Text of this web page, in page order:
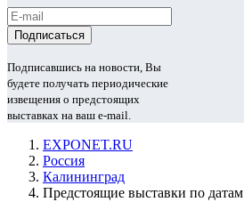
Подписавшись на новости, Вы
будете получать периодические
извещения о предстоящих
выставках на ваш e-mail.
EXPONET.RU
Россия
Калининград
Предстоящие выставки по датам